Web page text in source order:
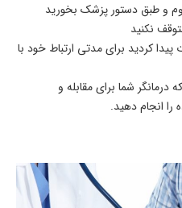
و طبق دستور پزشک بخورید
نکنید
کردید برای مدتی ارتباط خود با
درمانگر شما برای مقابله و
را انجام دهید.